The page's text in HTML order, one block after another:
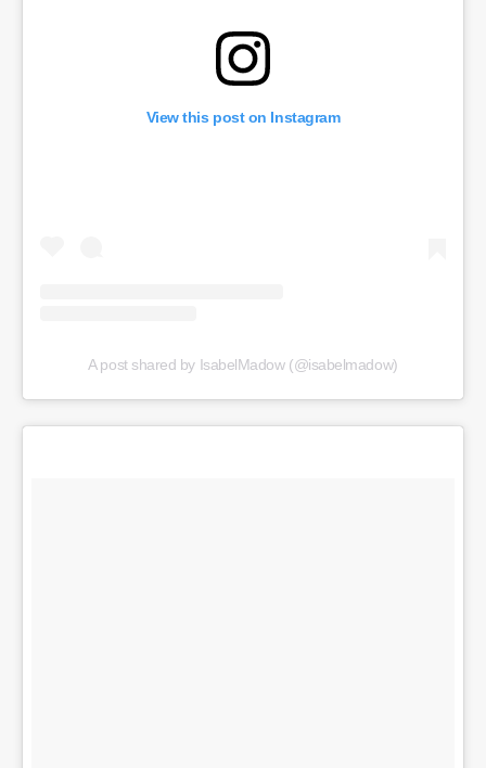
View this post on Instagram
A post shared by IsabelMadow (@isabelmadow)